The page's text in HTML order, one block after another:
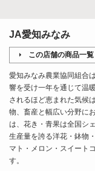
JA愛知みなみ
この店舗の商品一覧
愛知みなみ農業協同組合
響を受け一年を通じて温
されるほど恵まれた気候
物、畜産と幅広い分野に
は、花き・青果は全国シ
生産量を誇る洋花・鉢物
マト・メロン・スイート
す。